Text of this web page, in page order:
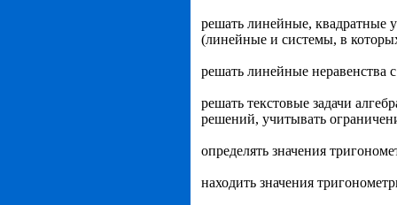
решать линейные, квадратные
(линейные и системы, в
решать линейные неравенства
решать текстовые задачи
решений, учитывать
определять значения
находить значения